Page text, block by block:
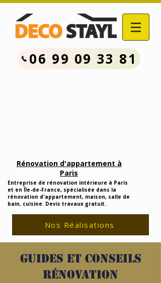
06 99 09 33 81
Rénovation d'appartement à
Paris
Entreprise de rénovation intérieure à Paris
et en Île-de-France, spécialisée dans la
rénovation d'appartement, maison, salle de
bain, cuisine. Devis travaux gratuit.
Nos Réalisations
Guides et conseils
rénovation